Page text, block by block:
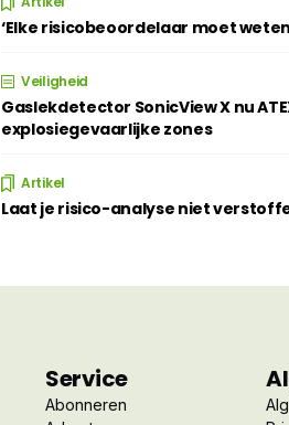
‘Elke risicobeoordelaar moet
Veiligheid
Gaslekdetector SonicView X nu
explosiegevaarlijke zones
Artikel
Laat je risico-analyse niet
Service
Abonneren